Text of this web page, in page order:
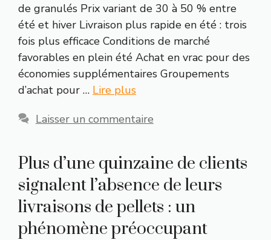
de granulés Prix variant de 30 à 50 % entre
été et hiver Livraison plus rapide en été : trois
fois plus efficace Conditions de marché
favorables en plein été Achat en vrac pour des
économies supplémentaires Groupements
d’achat pour … Lire plus
Laisser un commentaire
Plus d’une quinzaine de clients
signalent l’absence de leurs
livraisons de pellets : un
phénomène préoccupant